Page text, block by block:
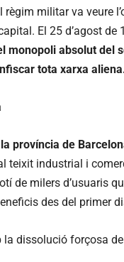
militar va veure
El 25 d’agost de
monopoli absolut del
tota xarxa
província de
teixit industrial i
de milers d’usuaris
des del primer
la dissolució forçosa